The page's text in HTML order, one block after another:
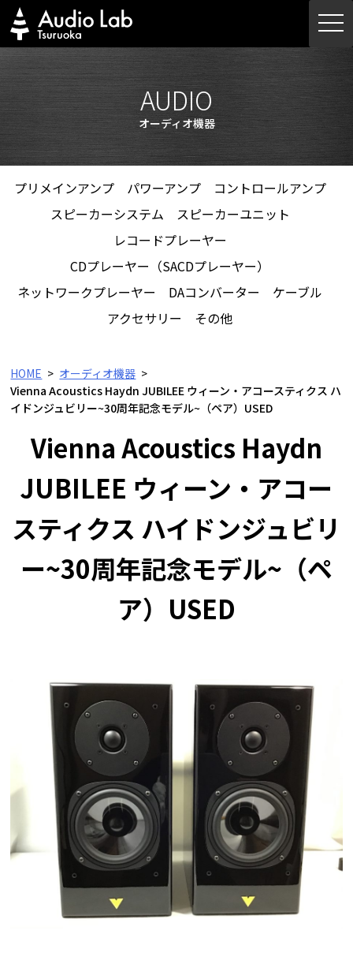
Skip
to
content
AUDIO
オーディオ機器
プリメインアンプ パワーアンプ
コントロールアンプ
スピーカーシステム
スピーカーユニット
レコードプレーヤー
CDプレーヤー（SACDプレーヤー）
ネットワークプレーヤー
DAコンバーター
ケーブル
アクセサリー
その他
HOME
オーディオ機器
Vienna Acoustics Haydn JUBILEE ウィーン・アコースティクス ハ
イドンジュビリー~30周年記念モデル~（ペア）USED
Vienna Acoustics Haydn
JUBILEE ウィーン・アコー
スティクス ハイドンジュビリ
ー~30周年記念モデル~（ペ
ア）USED